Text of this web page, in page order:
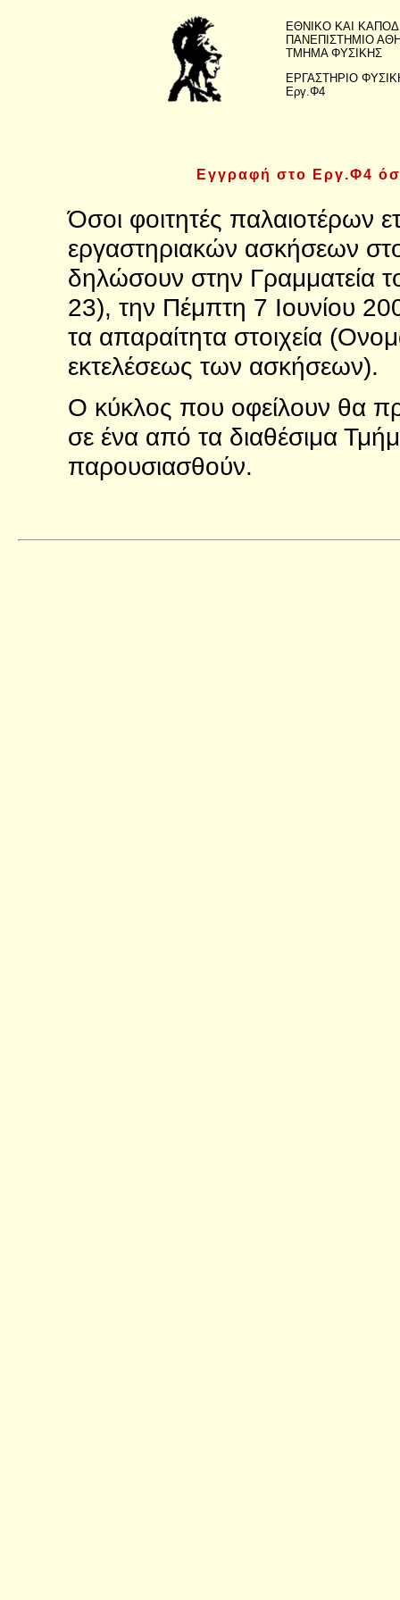
ΕΘΝΙΚΟ ΚΑΙ
ΠΑΝΕΠΙΣΤΗΜΙΟ
ΤΜΗΜΑ ΦΥΣΙΚΗΣ
ΕΡΓΑΣΤΗΡΙΟ
Εργ.Φ4
Εγγραφή στο Εργ.Φ4
Όσοι φοιτητές παλαιοτέρων
εργαστηριακών ασκήσεων
δηλώσουν στην Γραμματεία
23), την Πέμπτη 7 Ιουνίου
τα απαραίτητα στοιχεία
εκτελέσεως των ασκήσεων).
Ο κύκλος που οφείλουν θα
σε ένα από τα διαθέσιμα
παρουσιασθούν.